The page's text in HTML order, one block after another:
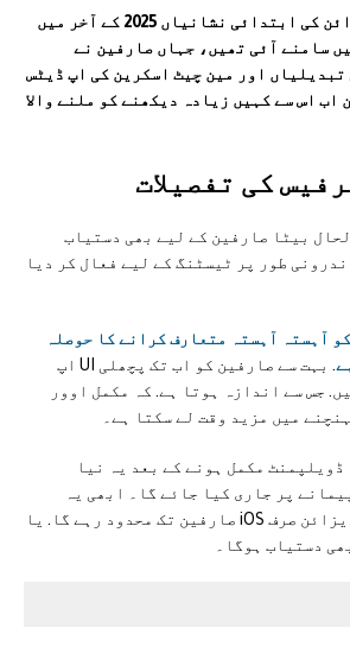
واٹس ایپ کے نئے ڈیزائن کی ابتدائی نشانیاں 2025 کے آخر میں
سامنے آئی تھیں، جہاں صارفین نے
تبدیلیاں اور مین چیٹ اسکرین کی اپ ڈیٹس
اب اس سے کہیں زیادہ دیکھنے کو ملنے والا
کی تفصیلات
بیٹا صارفین کے لیے بھی دستیاب
طور پر ٹیسٹنگ کے لیے فعال کر دیا
آہستہ آہستہ متعارف کرانے کا حوصلہ
. بہت سے صارفین کو اب تک پچھلی UI اپ
جس سے اندازہ ہوتا ہے. کہ مکمل اوور
میں مزید وقت لے سکتا ہے۔
ڈویلپمنٹ مکمل ہونے کے بعد یہ نیا
پر جاری کیا جائے گا۔ ابھی یہ
واضح نہیں ہے کہ یہ ڈیزائن صرف iOS صارفین تک محدود رہے گا. یا
دستیاب ہوگا۔